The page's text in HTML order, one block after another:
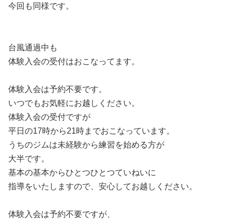
今回も同様です。
台風通過中も
体験入会の受付はおこなってます。
体験入会は予約不要です。
いつでもお気軽にお越しください。
体験入会の受付ですが
平日の17時から21時までおこなっています。
うちのジムは未経験から練習を始める方が
大半です。
基本の基本からひとつひとつていねいに
指導をいたしますので、安心してお越しください。
体験入会は予約不要ですが、